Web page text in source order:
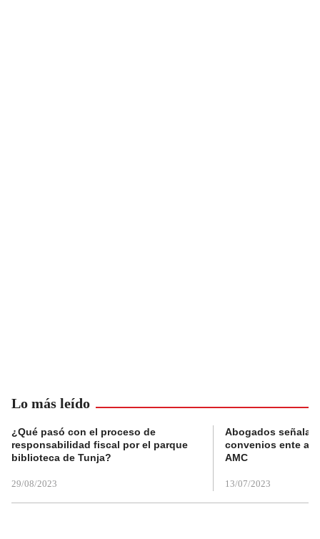
Lo más leído
¿Qué pasó con el proceso de
responsabilidad fiscal por el parque
biblioteca de Tunja?
29/08/2023
Abogados
convenios ente
AMC
13/07/2023